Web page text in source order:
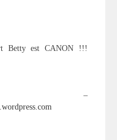
Betty est CANON !!!
–